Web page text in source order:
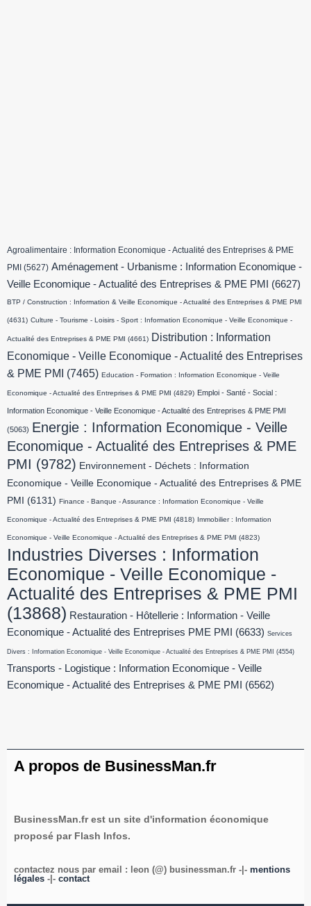
Agroalimentaire : Information Economique - Actualité des Entreprises & PME
PMI (5627) Aménagement - Urbanisme : Information Economique -
Veille Economique - Actualité des Entreprises & PME PMI
(6627)
BTP / Construction : Information & Veille Economique - Actualité des Entreprises & PME PMI
(4631) Culture - Tourisme - Loisirs - Sport : Information Economique - Veille Economique -
Actualité des Entreprises & PME PMI (4661) Distribution : Information
Economique - Veille Economique - Actualité des Entreprises
& PME PMI
(7465) Education - Formation : Information Economique - Veille
Economique - Actualité des Entreprises & PME PMI (4829) Emploi - Santé - Social :
Information Economique - Veille Economique - Actualité des Entreprises & PME PMI
(5063) Energie : Information Economique - Veille
Economique - Actualité des Entreprises & PME
PMI (9782) Environnement - Déchets : Information
Economique - Veille Economique - Actualité des Entreprises & PME
PMI
(6131) Finance - Banque - Assurance : Information Economique - Veille
Economique - Actualité des Entreprises & PME PMI (4818) Immobilier : Information
Economique - Veille Economique - Actualité des Entreprises & PME PMI (4823)
Industries Diverses : Information
Economique - Veille Economique -
Actualité des Entreprises & PME PMI
(13868) Restauration - Hôtellerie : Information - Veille
Economique - Actualité des Entreprises PME PMI
(6633) Services
Divers : Information Economique - Veille Economique - Actualité des Entreprises & PME PMI (4554)
Transports - Logistique : Information Economique - Veille
Economique - Actualité des Entreprises & PME PMI
(6562)
A propos de BusinessMan.fr
BusinessMan.fr est un site d'information économique
proposé par Flash Infos.
contactez nous par email : leon (@) businessman.fr -|- mentions
légales -|- contact